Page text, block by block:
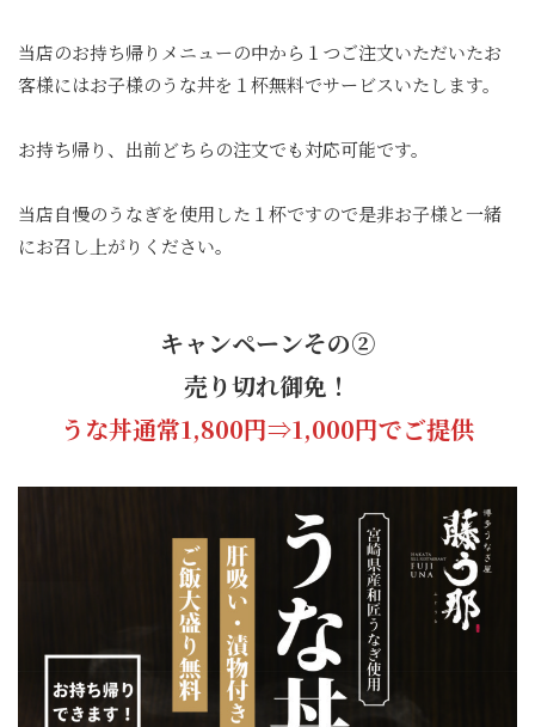
当店のお持ち帰りメニューの中から１つご注文いただいたお
客様にはお子様のうな丼を１杯無料でサービスいたします。
お持ち帰り、出前どちらの注文でも対応可能です。
当店自慢のうなぎを使用した１杯ですので是非お子様と一緒
にお召し上がりください。
キャンペーンその②
売り切れ御免！
うな丼通常1,800円⇒1,000円でご提供